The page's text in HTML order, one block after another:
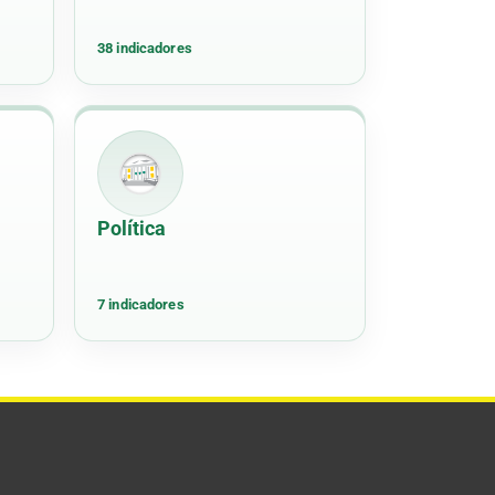
38 indicadores
Política
7 indicadores